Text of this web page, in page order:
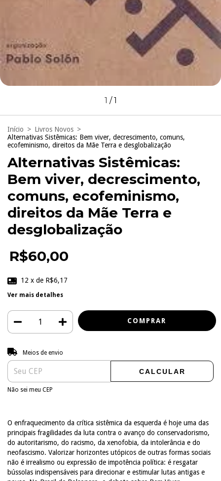
1 /1
Início > Livros Novos >
Alternativas Sistêmicas: Bem viver, decrescimento, comuns,
ecofeminismo, direitos da Mãe Terra e desglobalização
Alternativas Sistêmicas:
Bem viver, decrescimento,
comuns, ecofeminismo,
direitos da Mãe Terra e
desglobalização
R$60,00
12 x de R$6,17
Ver mais detalhes
Entregas para o CEP:
Meios de envio
CALCULAR
Não sei meu CEP
O enfraquecimento da crítica sistêmica da esquerda é hoje uma das
principais fragilidades da luta contra o avanço do conservadorismo,
do autoritarismo, do racismo, da xenofobia, da intolerância e do
neofascismo. Valorizar horizontes utópicos de outras formas sociais
não é irrealismo ou expressão de impotência política: é resgatar
bússolas indispensáveis para direcionar e estimular lutas antigas e